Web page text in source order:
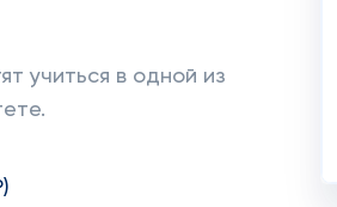
учиться в одной из